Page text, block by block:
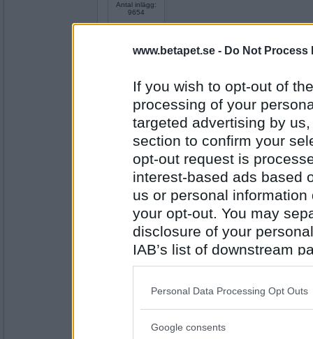
www.betapet.se - Do Not Process
If you wish to opt-out of
processing of your
targeted advertising by
section to confirm your
opt-out request is
interest-based ads based
us or personal
your opt-out. You may
disclosure of your
IAB’s list of downstream
also be disclosed by us
Downstream Participants
Please note that this
Personal Data Processing Opt Outs
Google consents
Antal inlägg:
9654
Antal inlägg:
9654
Samma ord :)
smilla-77
Antal inlägg: 686
:)
- Ej medlem längre